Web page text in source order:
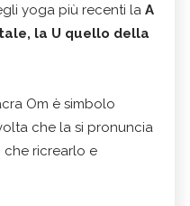
yoga più recenti la A
la U quello della
Om è simbolo
che la si pronuncia
che ricrearlo e